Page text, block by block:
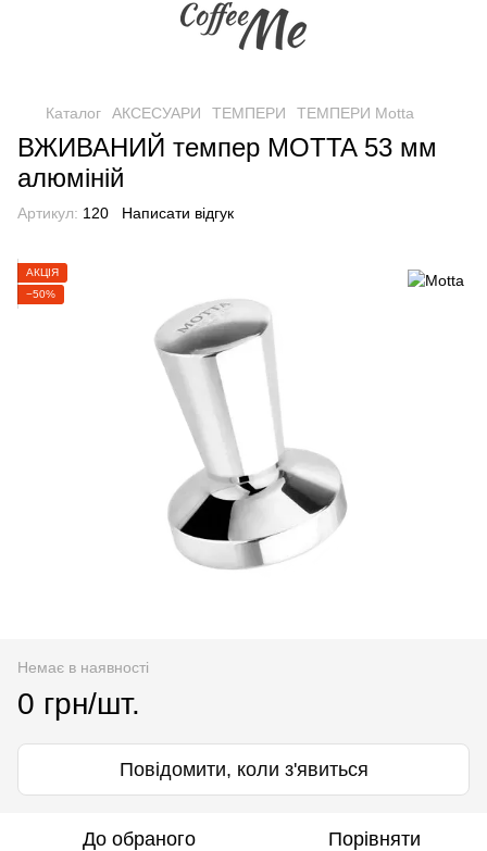
Каталог АКСЕСУАРИ ТЕМПЕРИ ТЕМПЕРИ Motta
ВЖИВАНИЙ темпер MOTTA 53 мм
алюміній
Артикул: 120 Написати відгук
АКЦІЯ
−50%
Немає в наявності
0 грн/шт.
Повідомити, коли з'явиться
До обраного Порівняти